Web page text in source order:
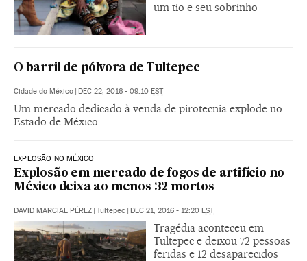
um tio e seu sobrinho
O barril de pólvora de Tultepec
Cidade do México | DEC 22, 2016 - 09:10 EST
Um mercado dedicado à venda de pirotecnia explode no
Estado de México
EXPLOSÃO NO MÉXICO
Explosão em mercado de fogos de artifício no
México deixa ao menos 32 mortos
DAVID MARCIAL PÉREZ | Tultepec | DEC 21, 2016 - 12:20 EST
Tragédia aconteceu em
Tultepec e deixou 72 pessoas
feridas e 12 desaparecidos